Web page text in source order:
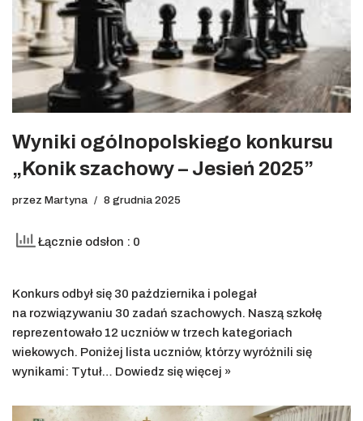
Wyniki ogólnopolskiego konkursu
„Konik szachowy – Jesień 2025”
przez Martyna 8 grudnia 2025
Łącznie odsłon : 0
Konkurs odbył się 30 października i polegał
na rozwiązywaniu 30 zadań szachowych. Naszą szkołę
reprezentowało 12 uczniów w trzech kategoriach
wiekowych. Poniżej lista uczniów, którzy wyróżnili się
wynikami: Tytuł… Dowiedz się więcej »